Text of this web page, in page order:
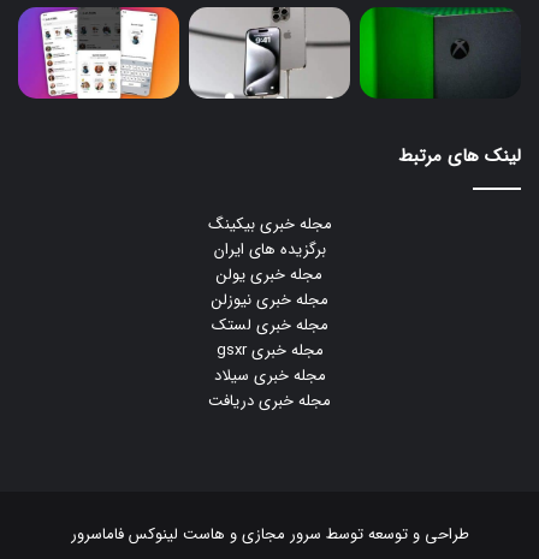
لینک های مرتبط
مجله خبری بیکینگ
برگزیده های ایران
مجله خبری یولن
مجله خبری نیوزلن
مجله خبری لستک
مجله خبری gsxr
مجله خبری سیلاد
مجله خبری دریافت
طراحی و توسعه توسط سرور مجازیو هاست لینوکسفاماسرور